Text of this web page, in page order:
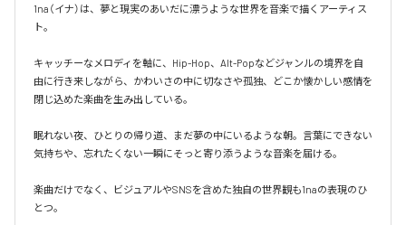
1na（イナ）は、夢と現実のあいだに漂うような世界を音楽で描くアーティス
ト。
キャッチーなメロディを軸に、Hip-Hop、Alt-Popなどジャンルの境界を自
由に行き来しながら、かわいさの中に切なさや孤独、どこか懐かしい感情を
閉じ込めた楽曲を生み出している。
眠れない夜、ひとりの帰り道、まだ夢の中にいるような朝。言葉にできない
気持ちや、忘れたくない一瞬にそっと寄り添うような音楽を届ける。
楽曲だけでなく、ビジュアルやSNSを含めた独自の世界観も1naの表現のひ
とつ。